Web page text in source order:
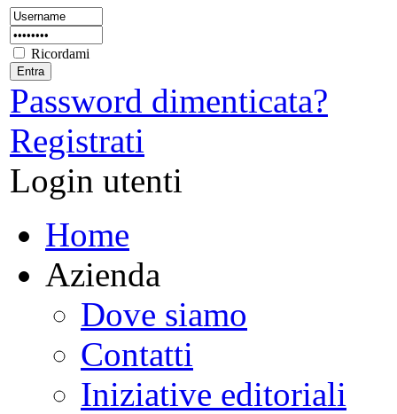
Ricordami
Password dimenticata?
Registrati
Login utenti
Home
Azienda
Dove siamo
Contatti
Iniziative editoriali